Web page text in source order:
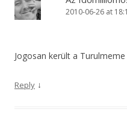
2010-06-26 at
Jogosan került a
Reply ↓